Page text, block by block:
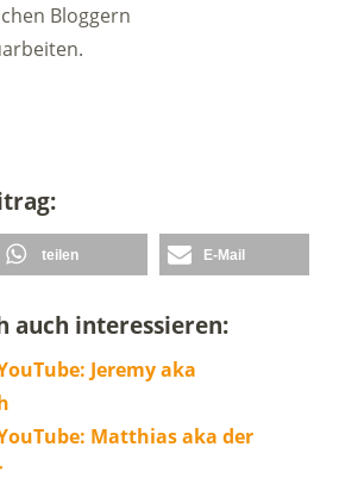
Bloggern
teilen E-Mail
auch interessieren:
Jeremy aka
Matthias aka der